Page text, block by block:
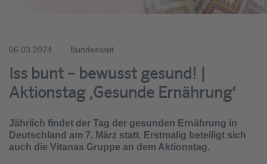
06.03.2024 Bundesweit
Iss bunt – bewusst gesund! |
Aktionstag ‚Gesunde Ernährung‘
Jährlich findet der Tag der gesunden Ernährung in
Deutschland am 7. März statt. Erstmalig beteiligt sich
auch die Vitanas Gruppe an dem Aktionstag.